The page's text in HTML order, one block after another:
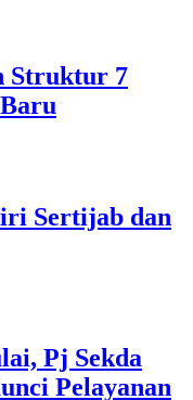
Struktur 7
Sertijab dan
Pj Sekda
Pelayanan